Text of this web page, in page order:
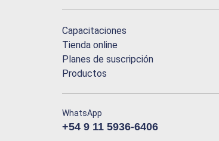
Capacitaciones
Tienda online
Planes de suscripción
Productos
WhatsApp
+54 9 11 5936-6406